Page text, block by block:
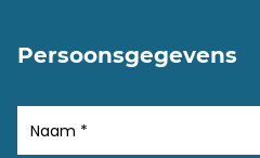
Persoonsgegevens